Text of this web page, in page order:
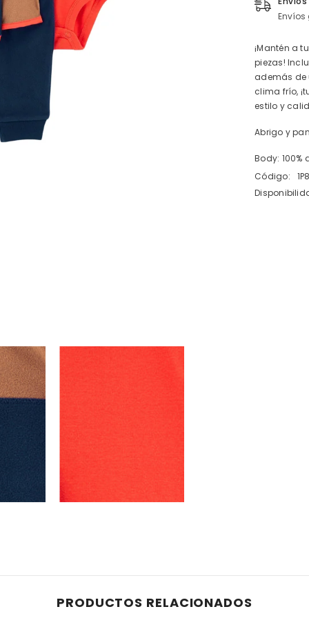
de
micro
¡Mantén a
piezas!
además de
clima frío,
estilo y
Abrigo y
Body: 100%
Código:
PRODUCTOS RELACIONADOS